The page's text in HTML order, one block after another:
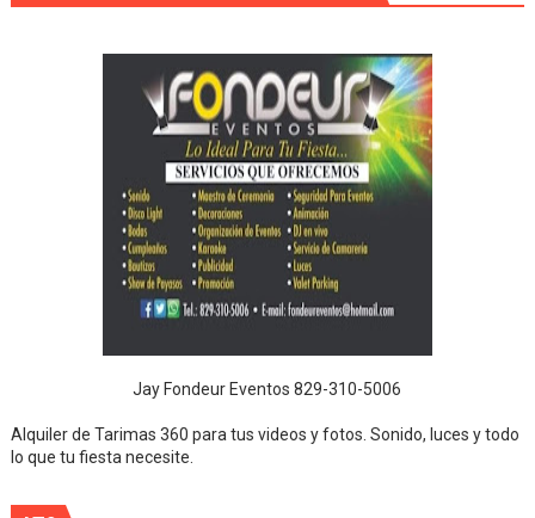
Jay Fondeur Eventos 829-310-5006
Alquiler de Tarimas 360 para tus videos y fotos. Sonido, luces y todo
lo que tu fiesta necesite.